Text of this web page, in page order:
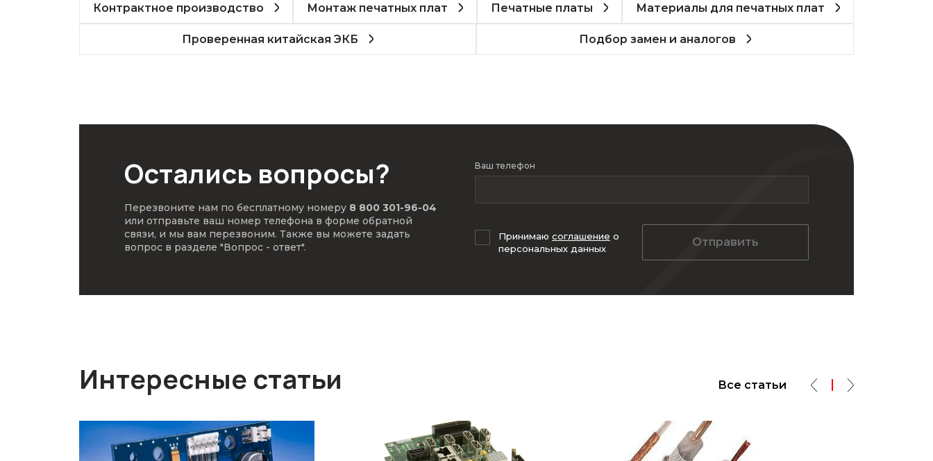
Контрактное производство Монтаж печатных плат Печатные платы Материалы для печатных плат
Проверенная китайская ЭКБ Подбор замен и аналогов
Остались вопросы?
Перезвоните нам по бесплатному номеру 8 800 301-96-04
или отправьте ваш номер телефона в форме обратной
связи, и мы вам перезвоним. Также вы можете задать
вопрос в разделе "Вопрос - ответ".
Ваш телефон
Принимаю соглашение о
персональных данных
Отправить
Интересные статьи Все статьи